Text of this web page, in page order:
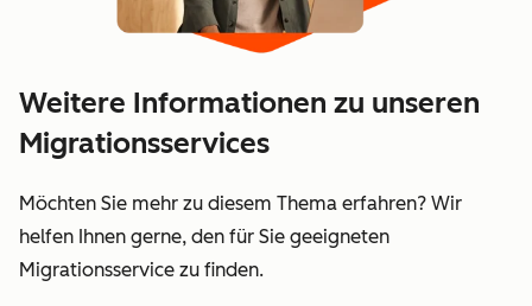
Weitere Informationen zu unseren
Migrationsservices
Möchten Sie mehr zu diesem Thema erfahren? Wir
helfen Ihnen gerne, den für Sie geeigneten
Migrationsservice zu finden.